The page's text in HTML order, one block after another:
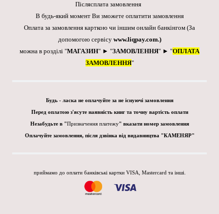
Післясплата замовлення
В будь-який момент Ви зможете оплатити замовлення
Оплата за замовлення карткою чи іншим онлайн банкінгом (За
допомогою сервісу www.liqpay.com.)
можна в розділі "МАГАЗИН" ► "ЗАМОВЛЕННЯ" ► "ОПЛАТА
ЗАМОВЛЕННЯ"
Будь - ласка не оплачуйте за не існуючі замовлення
Перед оплатою з'ясуте наявність книг та точну вартість оплати
Незабудьте в "Призначення платежу" вказати номер замовлення
Оплачуйте замовлення, після дзвінка від видавництва "КАМЕНЯР"
приймамо до оплати банківські картки VISA, Mastercard та інші.